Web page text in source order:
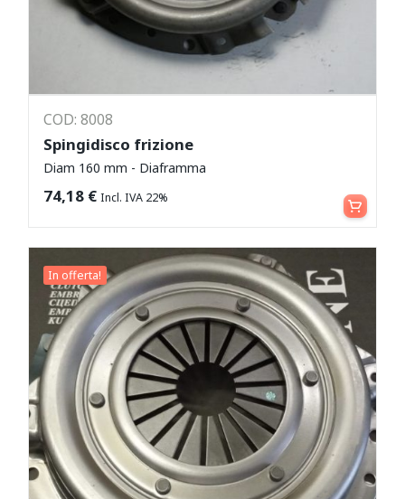
COD: 8008
Spingidisco frizione
Diam 160 mm - Diaframma
74,18 € Incl. IVA 22% Aggiungi al carrello
In offerta!